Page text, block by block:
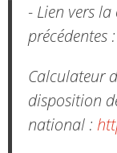
- Lien vers
précédentes :
Calculateur
disposition
national :